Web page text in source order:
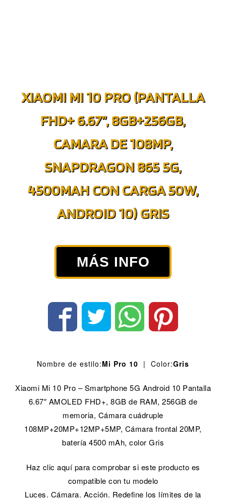
XIAOMI MI 10 PRO (PANTALLA
FHD+ 6.67”, 8GB+256GB,
CAMARA DE 108MP,
SNAPDRAGON 865 5G,
4500MAH CON CARGA 50W,
ANDROID 10) GRIS
MÁS INFO
Nombre de estilo:Mi Pro 10 | Color:Gris
Xiaomi Mi 10 Pro – Smartphone 5G Android 10 Pantalla
6.67″ AMOLED FHD+, 8GB de RAM, 256GB de
memoria, Cámara cuádruple
108MP+20MP+12MP+5MP, Cámara frontal 20MP,
batería 4500 mAh, color Gris
Haz clic aquí para comprobar si este producto es
compatible con tu modelo
Luces. Cámara. Acción. Redefine los límites de la